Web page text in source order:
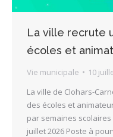
La ville recrute
écoles et
Vie municipale
10
La ville de Clohars-
des écoles et
par semaines
juillet 2026 Poste à